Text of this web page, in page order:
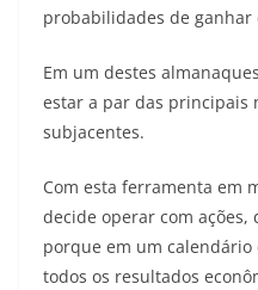
probabilidades de ganhar
Em um destes
estar a par das principais
subjacentes.
Com esta ferramenta em
decide operar com
porque em um calendário
todos os resultados